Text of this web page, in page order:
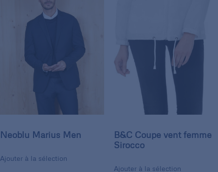
Neoblu Marius Men
Ajouter à la sélection
B&C Coupe vent femme
Sirocco
Ajouter à la sélection